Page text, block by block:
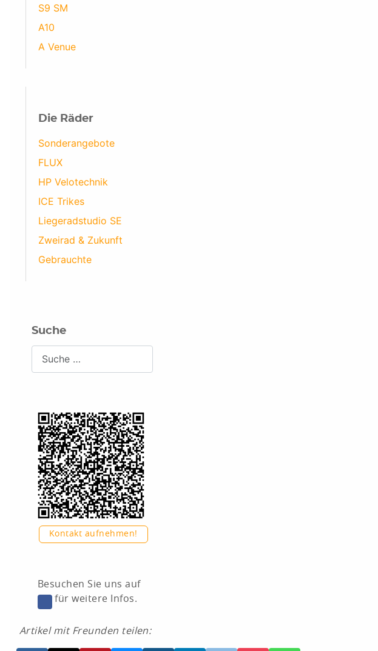
S9 SM
A10
A Venue
Die Räder
Sonderangebote
FLUX
HP Velotechnik
ICE Trikes
Liegeradstudio SE
Zweirad & Zukunft
Gebrauchte
Suche
Kontakt aufnehmen!
Besuchen Sie uns auf
für weitere Infos.
Artikel mit Freunden teilen: